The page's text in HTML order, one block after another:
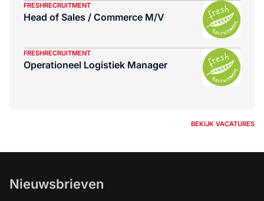
FRESHRECRUITMENT
Head of Sales / Commerce M/V
FRESHRECRUITMENT
Operationeel Logistiek Manager
BEKIJK VACATURES
Nieuwsbrieven